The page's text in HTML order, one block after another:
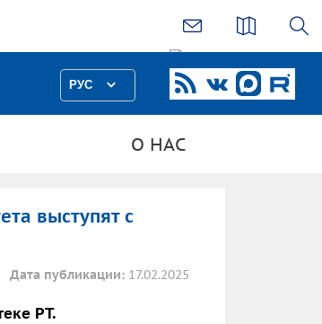
РУС
О НАС
выступят с
Дата публикации: 17.02.2025
РТ.